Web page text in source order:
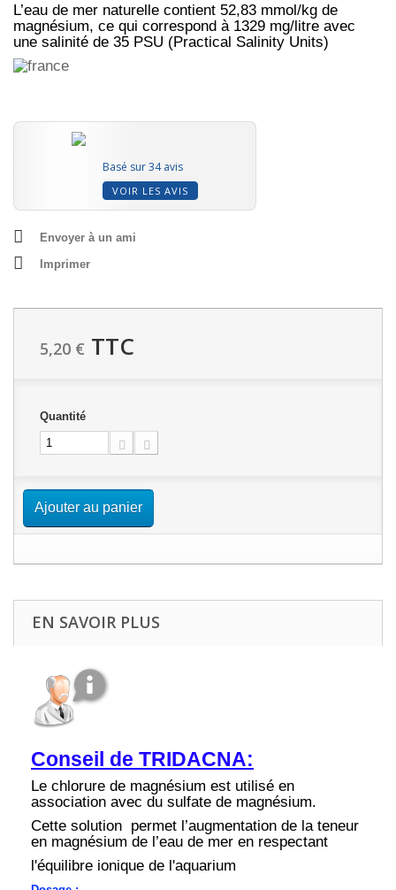
L’eau de mer naturelle contient 52,83 mmol/kg de
magnésium, ce qui correspond à 1329 mg/litre avec
une salinité de 35 PSU (Practical Salinity Units)
Basé sur 34 avis
VOIR LES AVIS
Envoyer à un ami
Imprimer
5,20 € TTC
Quantité
Ajouter au panier
EN SAVOIR PLUS
Conseil de TRIDACNA:
Le chlorure de magnésium est utilisé en
association avec du sulfate de magnésium.
Cette solution permet l’augmentation de la teneur
en magnésium de l’eau de mer en respectant
l'équilibre ionique de l'aquarium